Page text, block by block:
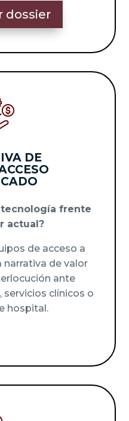
dossier
DE
tecnología frente
actual?
de acceso a
narrativa de valor
ante
servicios clínicos o
hospital.
Des